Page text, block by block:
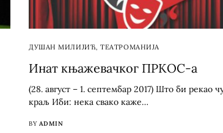
ДУШАН МИЛИЈИЋ ,ТЕАТРОМАНИЈА
Инат књажевачког ПРКОС-а
(28. август – 1. септембар 2017) Што би рекао
краљ Иби: нека свако каже…
BY ADMIN